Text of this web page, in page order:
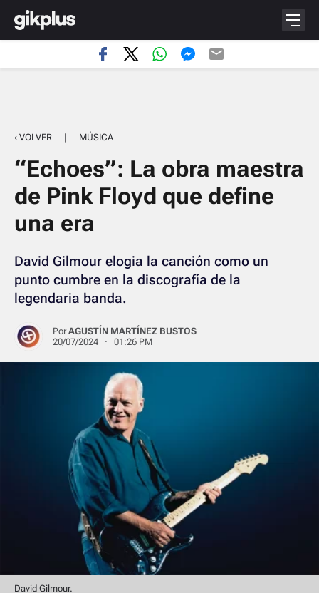
‹ VOLVER | MÚSICA
“Echoes”: La obra maestra
de Pink Floyd que define
una era
David Gilmour elogia la canción como un
punto cumbre en la discografía de la
legendaria banda.
PorAGUSTÍN MARTÍNEZ BUSTOS
20/07/2024 · 01:26 PM
David Gilmour.